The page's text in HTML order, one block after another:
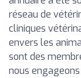
réseau de
cliniques
envers les
sont des
nous